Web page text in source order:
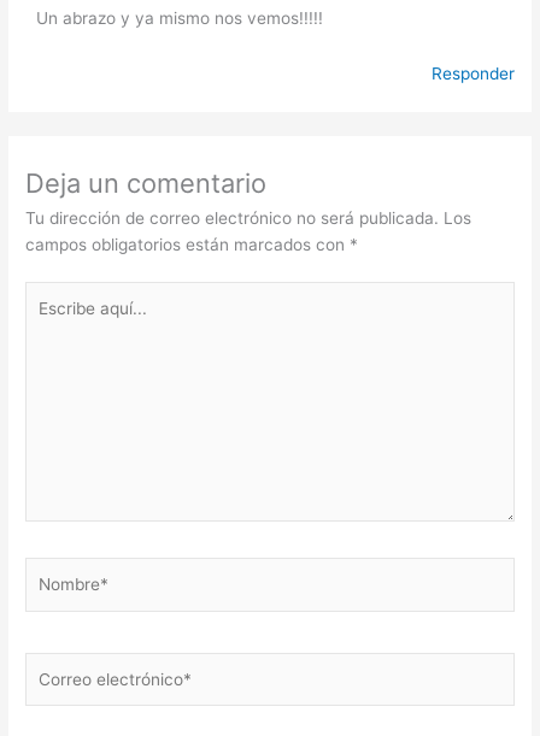
Un abrazo y ya mismo nos vemos!!!!!
Responder
Deja un comentario
Tu dirección de correo electrónico no será publicada. Los
campos obligatorios están marcados con *
aquí...
electrónico*